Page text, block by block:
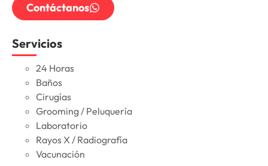
Contáctanos
Servicios
24 Horas
Baños
Cirugías
Grooming / Peluquería
Laboratorio
Rayos X / Radiografía
Vacunación